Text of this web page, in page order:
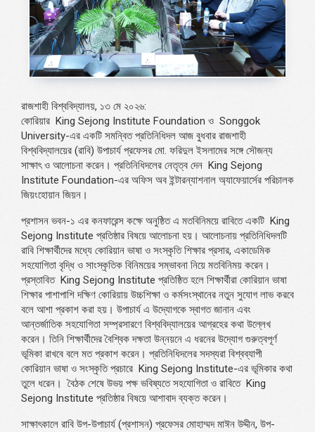
রাজশাহী বিশ্ববিদ্যালয়, ১৩ মে ২০২৬:
কোরিয়ার King Sejong Institute Foundation ও Songgok
University-এর একটি সমন্বিত প্রতিনিধিদল আজ বুধবার রাজশাহী
বিশ্ববিদ্যালয়ের (রাবি) উপাচার্য প্রফেসর মো. ফরিদুল ইসলামের সঙ্গে সৌজন্য
সাক্ষাৎ ও আলোচনা করেন। প্রতিনিধিদলের নেতৃত্ব দেন King Sejong
Institute Foundation-এর অফিস অব ইন্টারন্যাশনাল অ্যাফেয়ার্সের পরিচালক
জিয়ংহোয়ান জিয়ন।
প্রশাসন ভবন-১ এর কনফারেন্স কক্ষে অনুষ্ঠিত এ মতবিনিময়ে রাবিতে একটি King
Sejong Institute প্রতিষ্ঠার বিষয়ে আলোচনা হয়। আলোচনায় প্রতিনিধিদলটি
রাবি শিক্ষার্থীদের মধ্যে কোরিয়ান ভাষা ও সংস্কৃতি শিক্ষার প্রসার, একাডেমিক
সহযোগিতা বৃদ্ধি ও সাংস্কৃতিক বিনিময়ের সম্ভাবনা নিয়ে মতবিনিময় করেন।
প্রস্তাবিত King Sejong Institute প্রতিষ্ঠিত হলে শিক্ষার্থীরা কোরিয়ান ভাষা
শিক্ষার পাশাপাশি দক্ষিণ কোরিয়ায় উচ্চশিক্ষা ও কর্মসংস্থানের নতুন সুযোগ লাভ করবে
বলে আশা প্রকাশ করা হয়। উপাচার্য এ উদ্যোগকে স্বাগত জানান এবং
আন্তর্জাতিক সহযোগিতা সম্প্রসারণে বিশ্ববিদ্যালয়ের আগ্রহের কথা উল্লেখ
করেন। তিনি শিক্ষার্থীদের বৈশ্বিক দক্ষতা উন্নয়নে এ ধরনের উদ্যোগ গুরুত্বপূর্ণ
ভূমিকা রাখবে বলে মত প্রকাশ করেন। প্রতিনিধিদলের সদস্যরা বিশ্বব্যাপী
কোরিয়ান ভাষা ও সংস্কৃতি প্রচারে King Sejong Institute-এর ভূমিকার কথা
তুলে ধরেন। বৈঠক শেষে উভয় পক্ষ ভবিষ্যতে সহযোগিতা ও রাবিতে King
Sejong Institute প্রতিষ্ঠার বিষয়ে আশাবাদ ব্যক্ত করেন।
সাক্ষাৎকালে রাবি উপ-উপাচার্য (প্রশাসন) প্রফেসর মোহাম্মদ মাঈন উদ্দীন, উপ-